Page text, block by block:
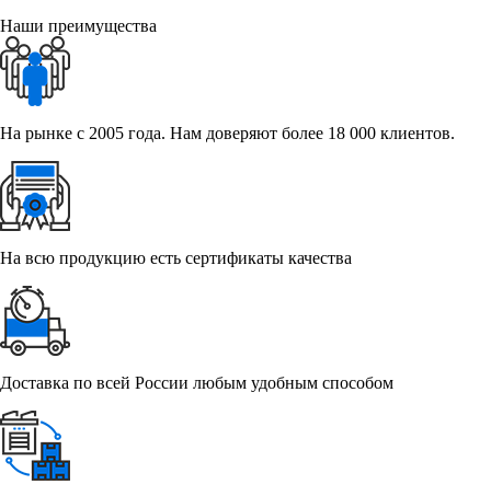
Наши преимущества
На рынке с 2005 года. Нам доверяют более 18 000 клиентов.
На всю продукцию есть сертификаты качества
Доставка по всей России любым удобным способом